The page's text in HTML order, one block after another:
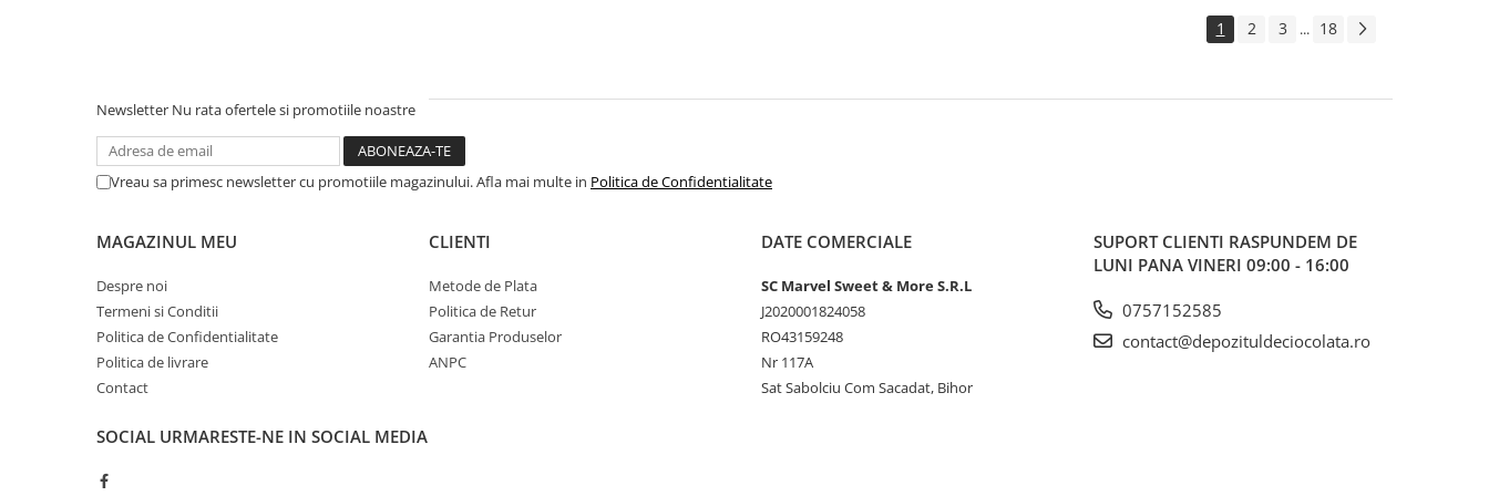
1 2 3 ... 18
Newsletter Nu rata ofertele si promotiile noastre
Vreau sa primesc newsletter cu promotiile magazinului. Afla mai multe in Politica de Confidentialitate
MAGAZINUL MEU
Despre noi
Termeni si Conditii
Politica de Confidentialitate
Politica de livrare
Contact
CLIENTI
Metode de Plata
Politica de Retur
Garantia Produselor
ANPC
DATE COMERCIALE
SC Marvel Sweet & More S.R.L
J2020001824058
RO43159248
Nr 117A
Sat Sabolciu Com Sacadat, Bihor
SUPORT CLIENTI RASPUNDEM DE
LUNI PANA VINERI 09:00 - 16:00
0757152585
contact@depozituldeciocolata.ro
SOCIAL URMARESTE-NE IN SOCIAL MEDIA